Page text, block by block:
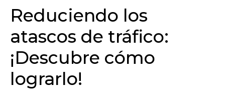
Reduciendo los
atascos de tráfico:
¡Descubre cómo
lograrlo!